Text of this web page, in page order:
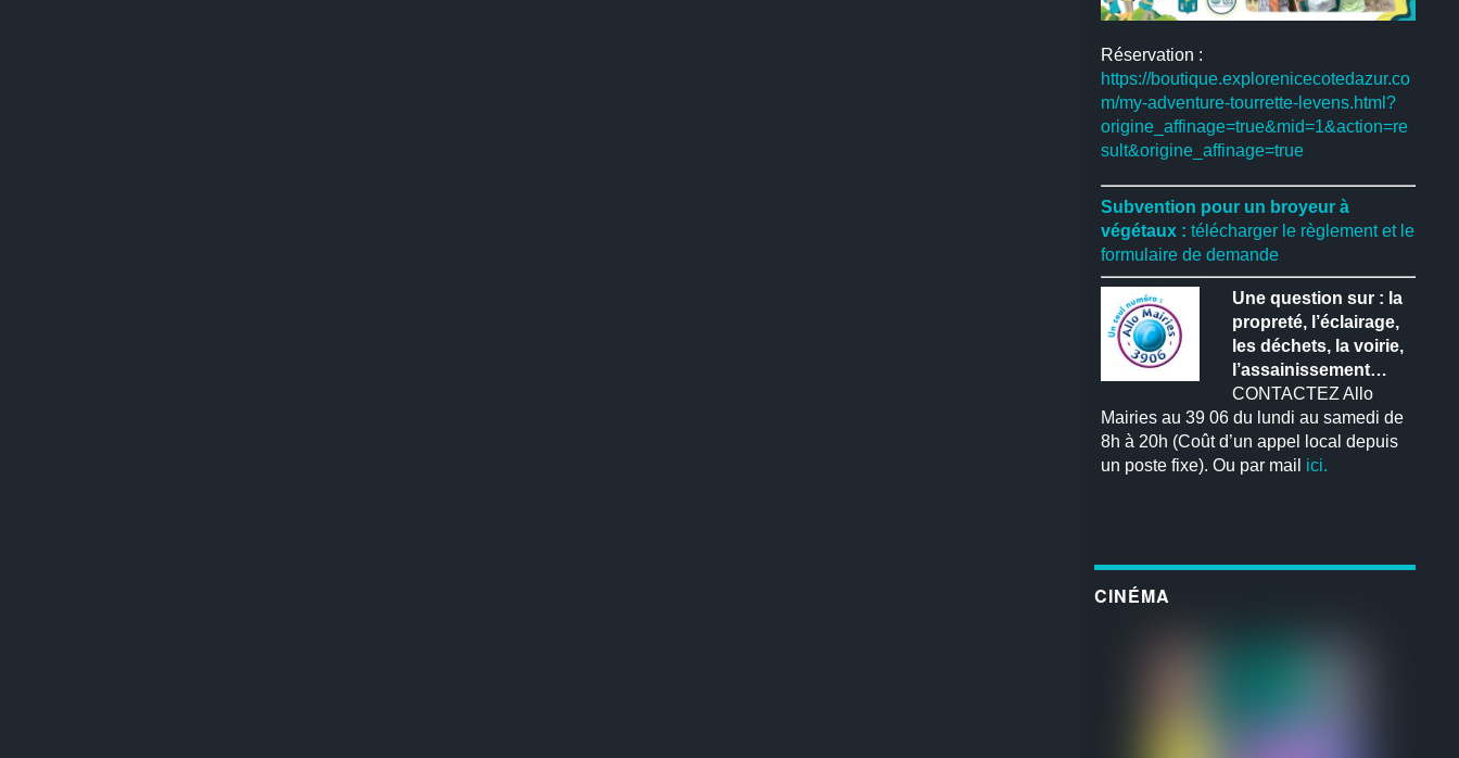
Réservation :
https://boutique.explorenicecotedazur.co
m/my-adventure-tourrette-levens.html?
origine_affinage=true&mid=1&action=re
sult&origine_affinage=true
Subvention pour un broyeur à
végétaux : télécharger le règlement et le
formulaire de demande
Une question sur : la
propreté, l’éclairage,
les déchets, la voirie,
l’assainissement…
CONTACTEZ Allo
Mairies au 39 06 du lundi au samedi de
8h à 20h (Coût d’un appel local depuis
un poste fixe). Ou par mail ici.
CINÉMA